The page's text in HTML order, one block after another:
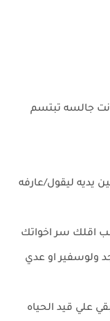
جالسه تبتسم
يديه ليقول/عارفه
اقلك سر اخواتك
ولوسفير او عدي
علي قيد الحياه